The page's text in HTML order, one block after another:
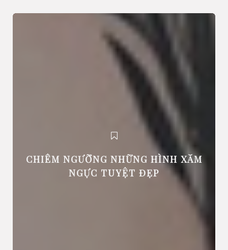
CHIÊM NGƯỠNG NHỮNG HÌNH XĂM
NGỰC TUYỆT ĐẸP